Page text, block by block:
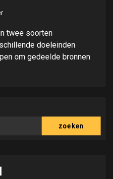
twee soorten
doeleinden
om gedeelde bronnen
zoeken